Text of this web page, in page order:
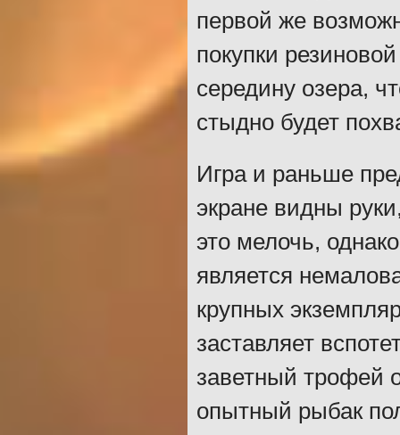
первой же
покупки
середину озера,
стыдно будет
Игра и раньше
экране видны
это мелочь,
является
крупных
заставляет
заветный трофей
опытный рыбак